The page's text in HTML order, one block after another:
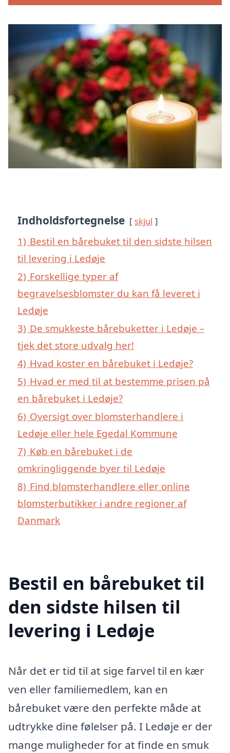
Indholdsfortegnelse skjul
1) Bestil en bårebuket til den sidste hilsen
til levering i Ledøje
2) Forskellige typer af
begravelsesblomster du kan få leveret i
Ledøje
3) De smukkeste bårebuketter i Ledøje –
tjek det store udvalg her!
4) Hvad koster en bårebuket i Ledøje?
5) Hvad er med til at bestemme prisen på
en bårebuket i Ledøje?
6) Oversigt over blomsterhandlere i
Ledøje eller hele Egedal Kommune
7) Køb en bårebuket i de
omkringliggende byer til Ledøje
8) Find blomsterhandlere eller online
blomsterbutikker i andre regioner af
Danmark
Bestil en bårebuket til
den sidste hilsen til
levering i Ledøje
Når det er tid til at sige farvel til en kær
ven eller familiemedlem, kan en
bårebuket være den perfekte måde at
udtrykke dine følelser på. I Ledøje er der
mange muligheder for at finde en smuk